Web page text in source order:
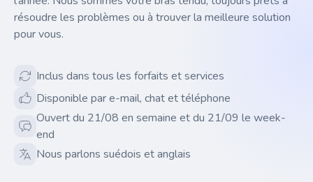
résoudre les problèmes ou à trouver la meilleure solution
pour vous.
Inclus dans tous les forfaits et services
Disponible par e-mail, chat et téléphone
Ouvert du 21/08 en semaine et du 21/09 le week-
end
Nous parlons suédois et anglais